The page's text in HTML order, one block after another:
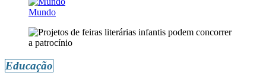
Mundo
Educação